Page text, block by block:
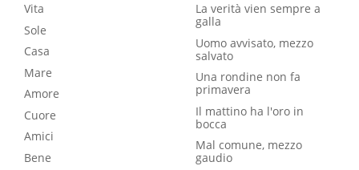
Vita
Sole
Casa
Mare
Amore
Cuore
Amici
Bene
La verità vien sempre a
galla
Uomo avvisato, mezzo
salvato
Una rondine non fa
primavera
Il mattino ha l'oro in
bocca
Mal comune, mezzo
gaudio